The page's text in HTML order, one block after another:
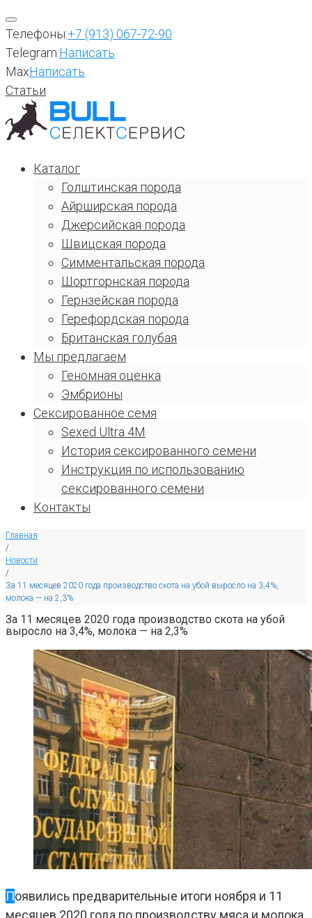
Перейти
к
содержимому
Телефоны:+7 (913) 067-72-90
Telegram:Написать
MaxНаписать
Статьи
Каталог
Голштинская порода
Айрширская порода
Джерсийская порода
Швицская порода
Симментальская порода
Шортгорнская порода
Гернзейская порода
Герефордская порода
Британская голубая
Мы предлагаем
Геномная оценка
Эмбрионы
Сексированное семя
Sexed Ultra 4M
История сексированного семени
Инструкция по использованию
сексированного семени
Контакты
Главная
/
Новости
/
За 11 месяцев 2020 года производство скота на убой выросло на 3,4%,
молока — на 2,3%
За 11 месяцев 2020 года производство скота на убой
выросло на 3,4%, молока — на 2,3%
Появились предварительные итоги ноября и 11
месяцев 2020 года по производству мяса и молока.